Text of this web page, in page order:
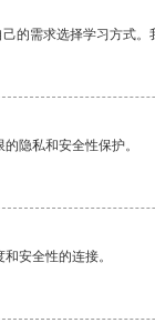
的需求选择学习方式。
隐私和安全性保护。
安全性的连接。